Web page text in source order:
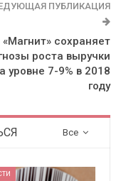
ПУБЛИКАЦИЯ
«Магнит» сохраняет
роста выручки
уровне 7-9% в 2018
году
Все